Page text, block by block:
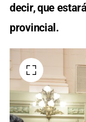
decir, que
provincial.